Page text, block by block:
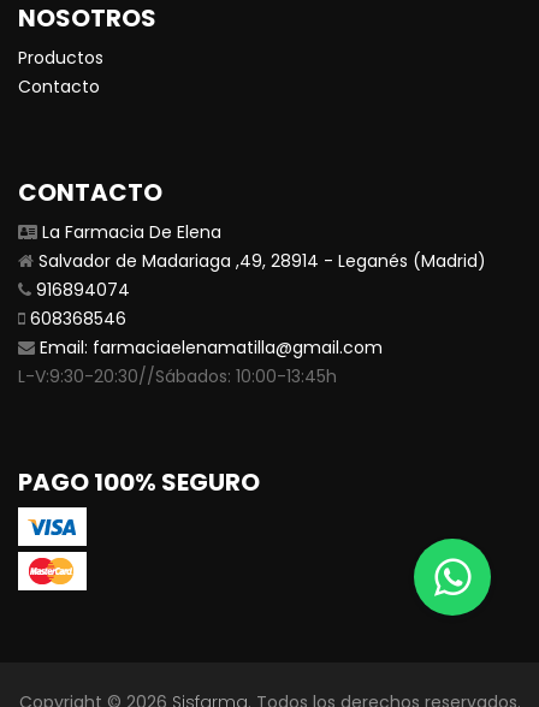
NOSOTROS
Productos
Contacto
CONTACTO
La Farmacia De Elena
Salvador de Madariaga ,49, 28914 - Leganés (Madrid)
916894074
608368546
Email: farmaciaelenamatilla@gmail.com
L-V:9:30-20:30//Sábados: 10:00-13:45h
PAGO 100% SEGURO